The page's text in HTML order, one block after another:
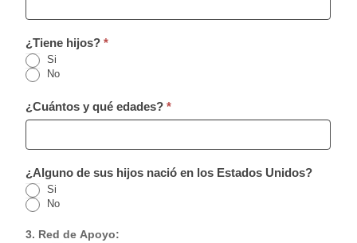
¿Tiene hijos?*
Si
No
¿Cuántos y qué edades?*
¿Alguno de sus hijos nació en los Estados Unidos?
Si
No
3. Red de Apoyo: